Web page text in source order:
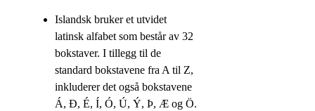
Islandsk bruker et utvidet
latinsk alfabet som består av 32
bokstaver. I tillegg til de
standard bokstavene fra A til Z,
inkluderer det også bokstavene
Á, Ð, É, Í, Ó, Ú, Ý, Þ, Æ og Ö.